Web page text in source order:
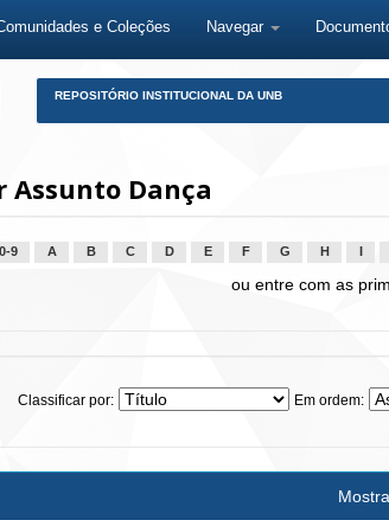
e Coleções Navegar
REPOSITÓRIO INSTITUCIONAL DA UNB
Assunto Dança
0-9 A B C D E F G H
ou entre com as
Classificar por: Em ordem: